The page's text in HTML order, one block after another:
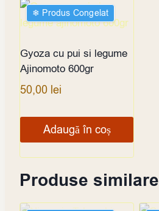
❄︎ Produs Congelat
Gyoza cu pui si legume
Ajinomoto 600gr
50,00 lei
Adaugă în coș
Produse similare